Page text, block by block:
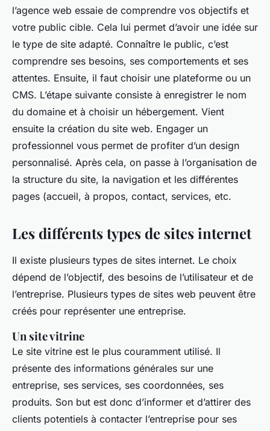
l’agence web essaie de comprendre vos objectifs et
votre public cible. Cela lui permet d’avoir une idée sur
le type de site adapté. Connaître le public, c’est
comprendre ses besoins, ses comportements et ses
attentes. Ensuite, il faut choisir une plateforme ou un
CMS. L’étape suivante consiste à enregistrer le nom
du domaine et à choisir un hébergement. Vient
ensuite la création du site web. Engager un
professionnel vous permet de profiter d’un design
personnalisé. Après cela, on passe à l’organisation de
la structure du site, la navigation et les différentes
pages (accueil, à propos, contact, services, etc.
Les différents types de sites internet
Il existe plusieurs types de sites internet. Le choix
dépend de l’objectif, des besoins de l’utilisateur et de
l’entreprise. Plusieurs types de sites web peuvent être
créés pour représenter une entreprise.
Un site vitrine
Le site vitrine est le plus couramment utilisé. Il
présente des informations générales sur une
entreprise, ses services, ses coordonnées, ses
produits. Son but est donc d’informer et d’attirer des
clients potentiels à contacter l’entreprise pour ses